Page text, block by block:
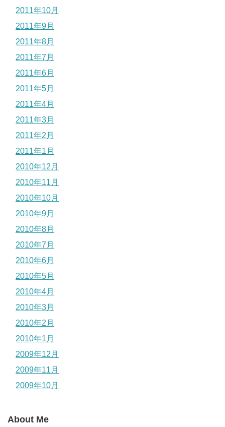
2011年10月
2011年9月
2011年8月
2011年7月
2011年6月
2011年5月
2011年4月
2011年3月
2011年2月
2011年1月
2010年12月
2010年11月
2010年10月
2010年9月
2010年8月
2010年7月
2010年6月
2010年5月
2010年4月
2010年3月
2010年2月
2010年1月
2009年12月
2009年11月
2009年10月
About Me